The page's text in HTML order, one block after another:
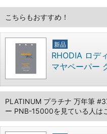
こちらもおすすめ！
新品
RHODIA ロデ
マヤペーパー
PLATINUM プラチナ 万年筆
ー PNB-15000を見ている人は